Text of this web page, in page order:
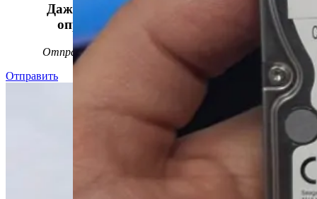
Даже, если носитель информации не
определяется, стучит или пищит.
Отправьте заявку на бесплатную
Отправить